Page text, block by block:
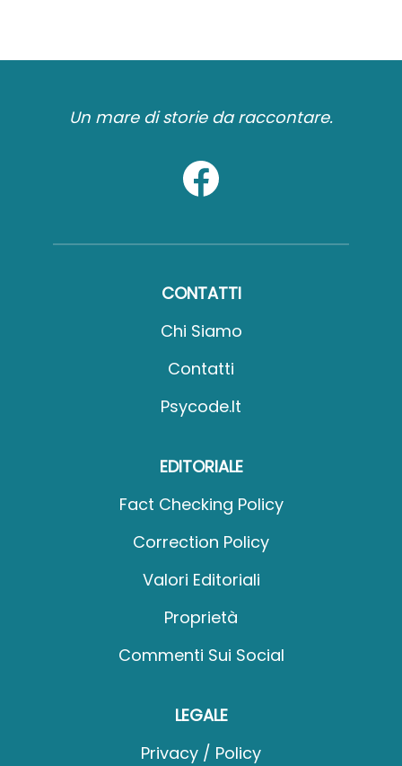
Un mare di storie da raccontare.
CONTATTI
Chi Siamo
Contatti
Psycode.it
EDITORIALE
Fact Checking Policy
Correction Policy
Valori Editoriali
Proprietà
Commenti Sui Social
LEGALE
Privacy / Policy